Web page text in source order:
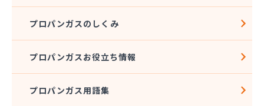
株式会社エイチティーピー
株式会社エス・アイ東海
株式会社オーテック
株式会社オーテック 西三河営業所
株式会社ガスキット
プロパンガスのしくみ
プロパンガスお役立ち情報
プロパンガス用語集